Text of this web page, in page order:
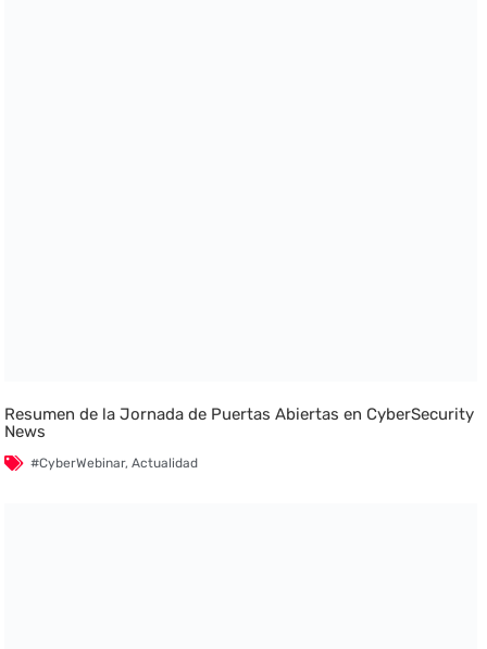
Resumen de la Jornada de Puertas Abiertas en CyberSecurity
News
#CyberWebinar,Actualidad